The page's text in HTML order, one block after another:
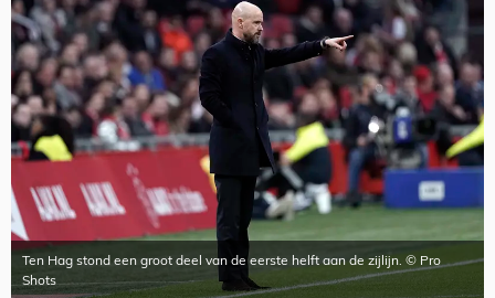
Ten Hag stond een groot deel van de eerste helft aan de zijlijn. © Pro
Shots